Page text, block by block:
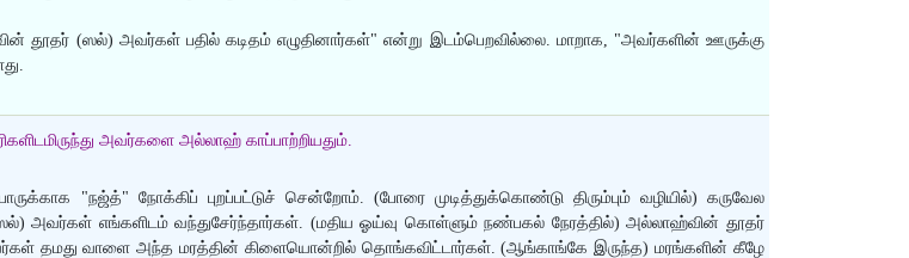
தூதர் (ஸல்) அவர்கள் பதில் கடிதம் எழுதினார்கள்" என்று இடம்பெறவில்லை. மாறாக, "அவர்களின் ஊருக்கு
அவர்களை அல்லாஹ் காப்பாற்றியதும்.
"நஜ்த்" நோக்கிப் புறப்பட்டுச் சென்றோம். (போரை முடித்துக்கொண்டு திரும்பும் வழியில்) கருவேல
அவர்கள் எங்களிடம் வந்துசேர்ந்தார்கள். (மதிய ஓய்வு கொள்ளும் நண்பகல் நேரத்தில்) அல்லாஹ்வின் தூதர்
தமது வாளை அந்த மரத்தின் கிளையொன்றில் தொங்கவிட்டார்கள். (ஆங்காங்கே இருந்த) மரங்களின் கீழே